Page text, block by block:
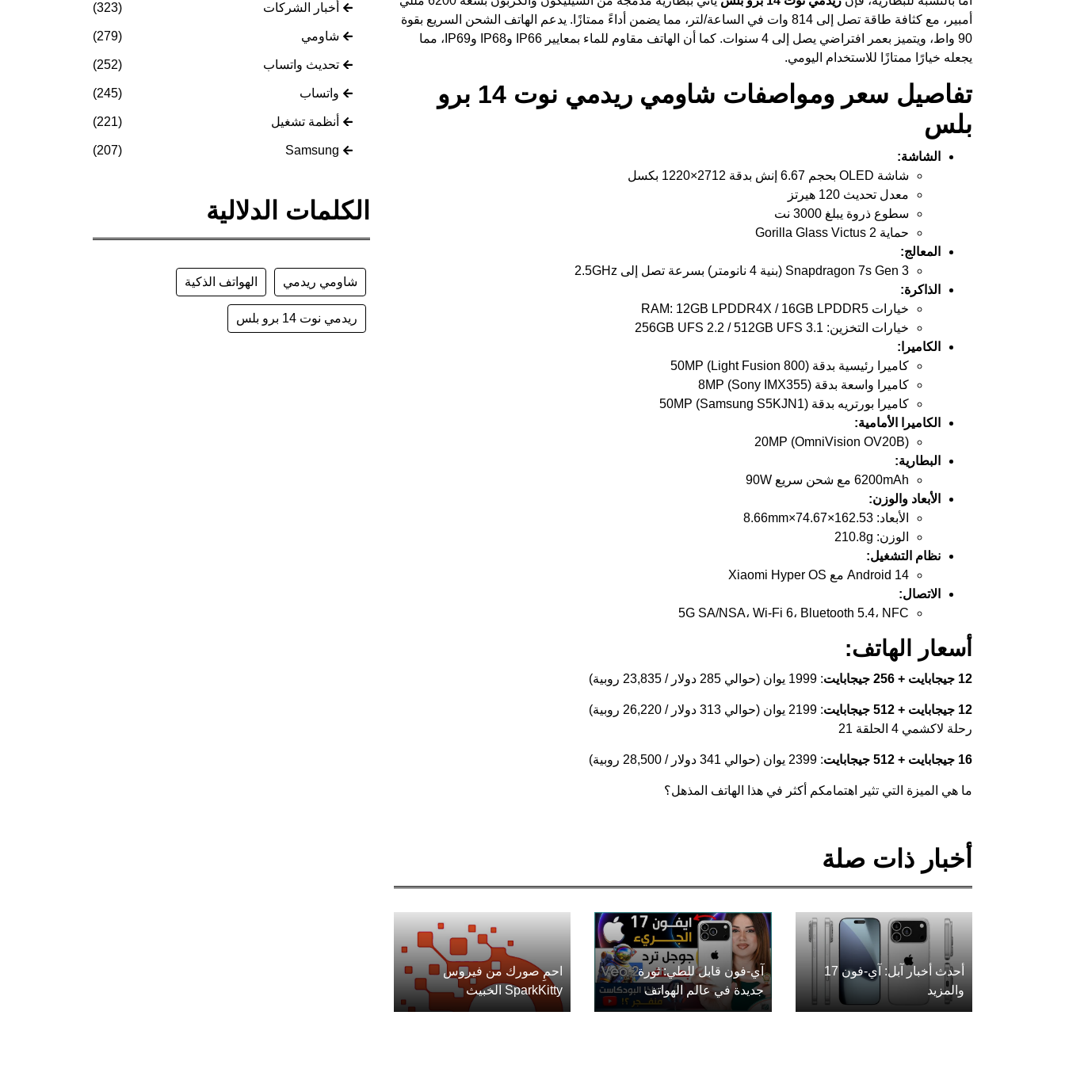
أمبير، مع كثافة طاقة تصل إلى 814 وات في الساعة/لتر، مما يضمن أداءً ممتازًا. يدعم الهاتف الشحن السريع بقوة
90 واط، ويتميز بعمر افتراضي يصل إلى 4 سنوات. كما أن الهاتف مقاوم للماء بمعايير IP66 وIP68 وIP69، مما
يجعله خيارًا ممتازًا للاستخدام اليومي.
تفاصيل سعر ومواصفات شاومي ريدمي نوت 14 برو
بلس
الشاشة:
شاشة OLED بحجم 6.67 إنش بدقة 2712×1220 بكسل
معدل تحديث 120 هيرتز
سطوع ذروة يبلغ 3000 نت
حماية Gorilla Glass Victus 2
المعالج:
Snapdragon 7s Gen 3 (بنية 4 نانومتر) بسرعة تصل إلى 2.5GHz
الذاكرة:
خيارات RAM: 12GB LPDDR4X / 16GB LPDDR5
خيارات التخزين: 256GB UFS 2.2 / 512GB UFS 3.1
الكاميرا:
كاميرا رئيسية بدقة 50MP (Light Fusion 800)
كاميرا واسعة بدقة 8MP (Sony IMX355)
كاميرا بورتريه بدقة 50MP (Samsung S5KJN1)
الكاميرا الأمامية:
20MP (OmniVision OV20B)
البطارية:
6200mAh مع شحن سريع 90W
الأبعاد والوزن:
الأبعاد: 162.53×74.67×8.66mm
الوزن: 210.8g
نظام التشغيل:
Android 14 مع Xiaomi Hyper OS
الاتصال:
5G SA/NSA، Wi-Fi 6، Bluetooth 5.4، NFC
أسعار الهاتف:
12 جيجابايت + 256 جيجابايت : 1999 يوان (حوالي 285 دولار / 23,835 روبية)
12 جيجابايت + 512 جيجابايت
: 2199 يوان (حوالي 313 دولار / 26,220 روبية)
رحلة لاكشمي 4 الحلقة 21
16 جيجابايت + 512 جيجابايت : 2399 يوان (حوالي 341 دولار / 28,500 روبية)
ما هي الميزة التي تثير اهتمامكم أكثر في هذا الهاتف المذهل؟
أخبار ذات صلة
أحدث أخبار آبل: آي-فون 17
والمزيد
آي-فون قابل للطي: ثورة
جديدة في عالم الهواتف
احمِ صورك من فيروس
SparkKitty الخبيث
أخبار الشركات (323)
شاومي (279)
تحديث واتساب (252)
واتساب (245)
أنظمة تشغيل (221)
Samsung
(207)
الكلمات الدلالية
شاومي ريدمي الهواتف الذكية
ريدمي نوت 14 برو بلس